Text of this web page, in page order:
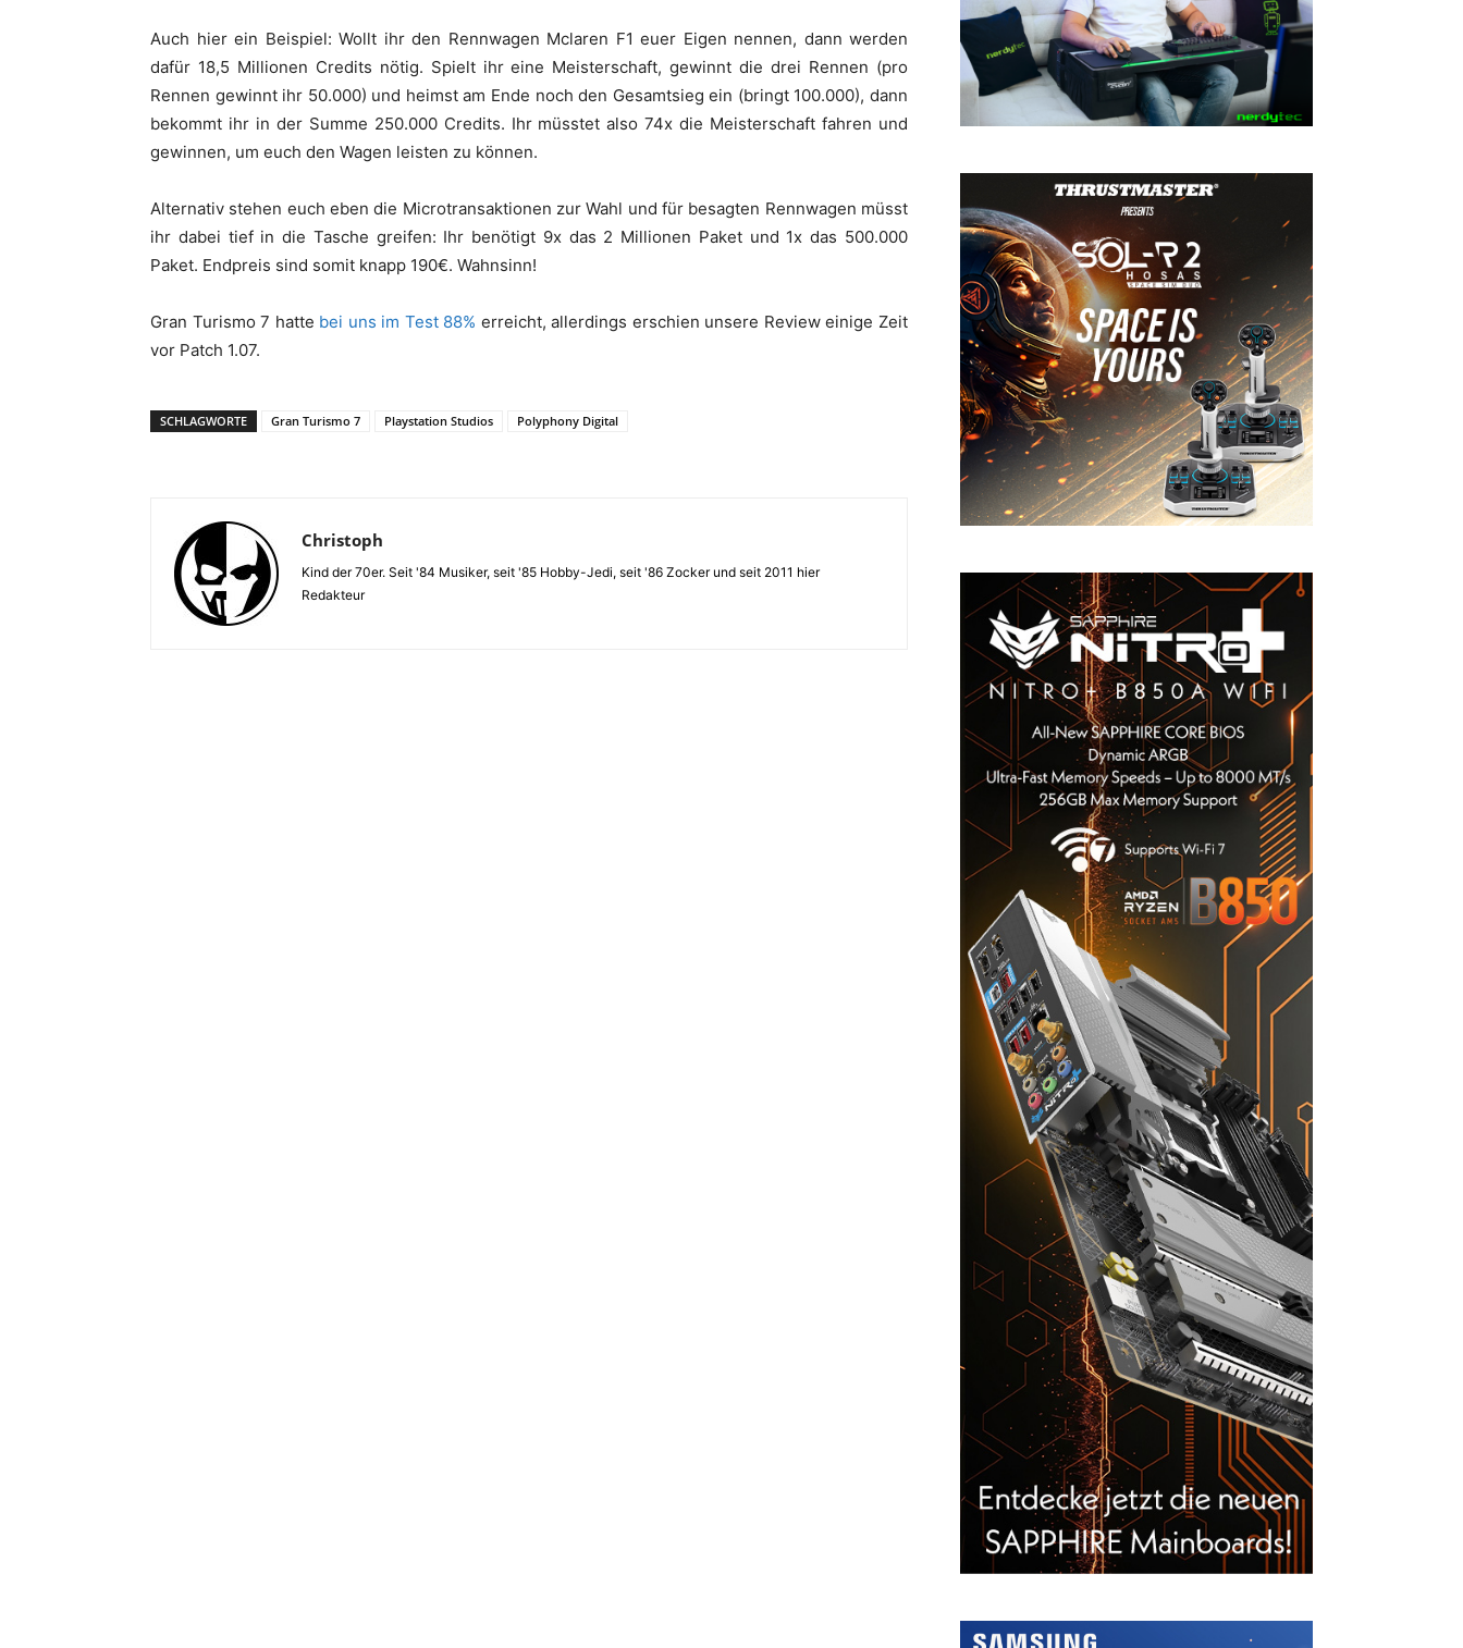
Auch hier ein Beispiel: Wollt ihr den Rennwagen Mclaren F1 euer Eigen nennen, dann werden
dafür 18,5 Millionen Credits nötig. Spielt ihr eine Meisterschaft, gewinnt die drei Rennen (pro
Rennen gewinnt ihr 50.000) und heimst am Ende noch den Gesamtsieg ein (bringt 100.000), dann
bekommt ihr in der Summe 250.000 Credits. Ihr müsstet also 74x die Meisterschaft fahren und
gewinnen, um euch den Wagen leisten zu können.
Alternativ stehen euch eben die Microtransaktionen zur Wahl und für besagten Rennwagen müsst
ihr dabei tief in die Tasche greifen: Ihr benötigt 9x das 2 Millionen Paket und 1x das 500.000
Paket. Endpreis sind somit knapp 190€. Wahnsinn!
Gran Turismo 7 hatte bei uns im Test 88% erreicht, allerdings erschien unsere Review einige Zeit
vor Patch 1.07.
SCHLAGWORTE Gran Turismo 7 Playstation Studios Polyphony Digital
Christoph
Kind der 70er. Seit '84 Musiker, seit '85 Hobby-Jedi, seit '86 Zocker und seit 2011 hier
Redakteur